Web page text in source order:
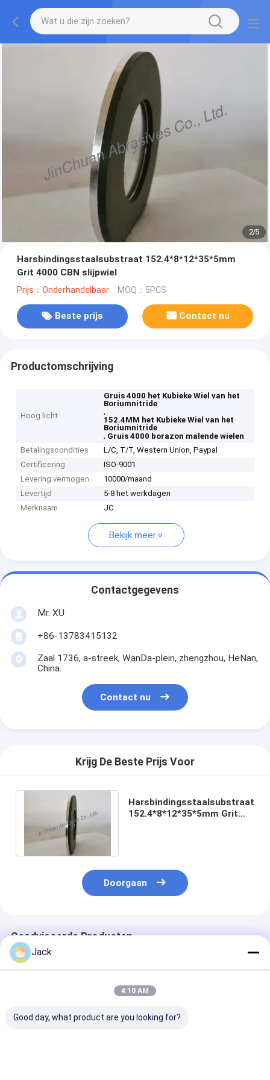
2/5
Harsbindingsstaalsubstraat 152.4*8*12*35*5mm
Grit 4000 CBN slijpwiel
Prijs：Onderhandelbaar MOQ：5PCS
Beste prijs Contact nu
Productomschrijving
Hoog licht
Gruis 4000 het Kubieke Wiel van het
Boriumnitride
,
152.4MM het Kubieke Wiel van het
Boriumnitride
, Gruis 4000 borazon malende wielen
Betalingscondities
L/C, T/T, Western Union, Paypal
Certificering
ISO-9001
Levering vermogen
10000/maand
Levertijd
5-8 het werkdagen
Merknaam
JC
Bekijk meer
Contactgegevens
Mr. XU
+86-13783415132
Zaal 1736, a-streek, WanDa-plein, zhengzhou, HeNan,
China.
Contact nu
Krijg De Beste Prijs Voor
Harsbindingsstaalsubstraat
152.4*8*12*35*5mm Grit
Doorgaan
Geadviseerde Producten
Jack
4:10 AM
Good day, what product are you looking for?